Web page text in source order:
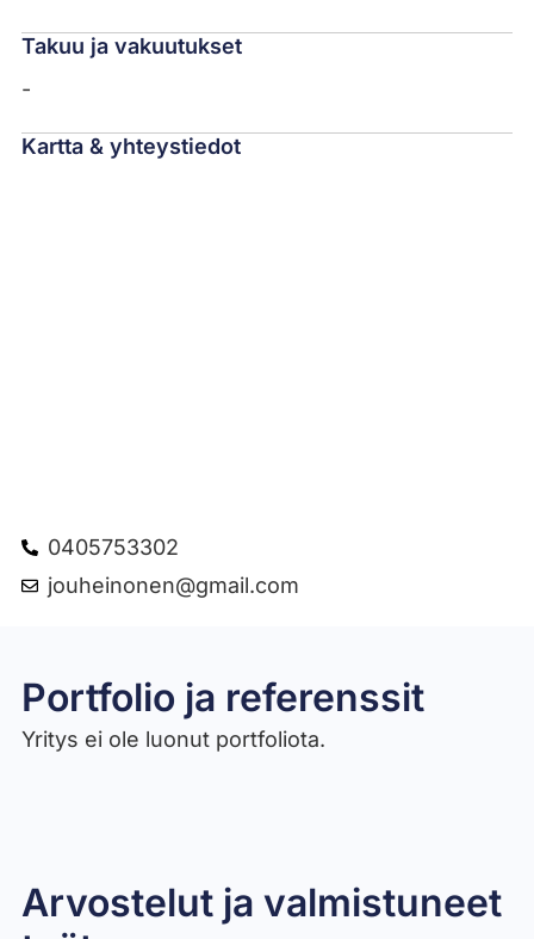
Takuu ja vakuutukset
-
Kartta & yhteystiedot
0405753302
jouheinonen@gmail.com
Portfolio ja referenssit
Yritys ei ole luonut portfoliota.
Arvostelut ja valmistuneet